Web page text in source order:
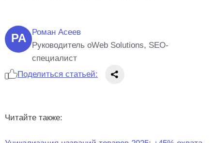
Поделиться статьей:
РА
Роман Асеев
Руководитель oWeb Solutions, SEO-
специалист
Читайте также: